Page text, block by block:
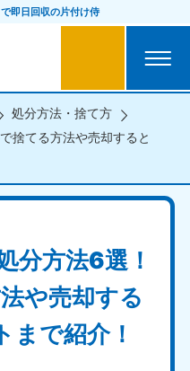
即日回収の片付け侍
処分方法・捨て方
捨てる方法や売却すると
分方法6選！
や売却する
まで紹介！